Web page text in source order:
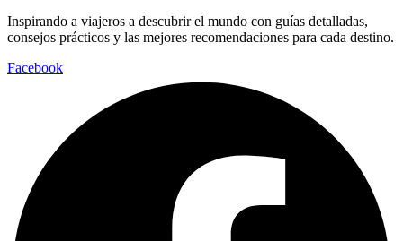
Inspirando a viajeros a descubrir el mundo con guías detalladas,
consejos prácticos y las mejores recomendaciones para cada destino.
Facebook